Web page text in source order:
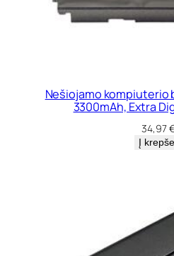
Nešiojamo kompiuterio
3300mAh, Extra
34,97
Į